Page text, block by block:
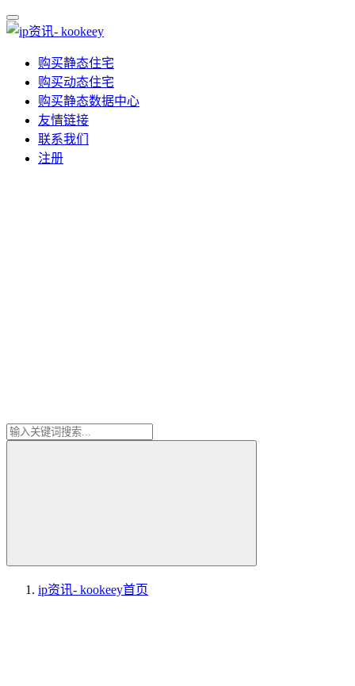
购买静态住宅
购买动态住宅
购买静态数据中心
友情链接
联系我们
注册
ip资讯- kookeey首页